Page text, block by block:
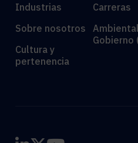
Industrias
Sobre nosotros
Cultura y
pertenencia
Carreras
Gobierno